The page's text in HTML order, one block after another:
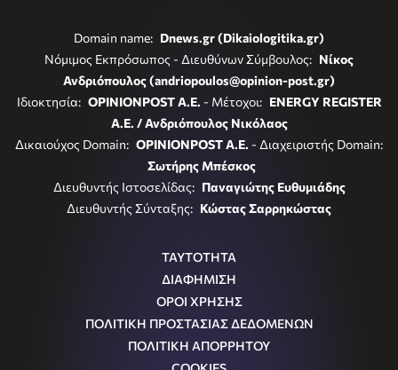
Domain name: Dnews.gr (Dikaiologitika.gr)
Νόμιμος Εκπρόσωπος - Διευθύνων Σύμβουλος: Νίκος
Ανδριόπουλος (andriopoulos@opinion-post.gr)
Ιδιοκτησία: OPINIONPOST A.E. - Μέτοχοι: ENERGY REGISTER
Α.Ε. / Ανδριόπουλος Νικόλαος
Δικαιούχος Domain: OPINIONPOST A.E. - Διαχειριστής Domain:
Σωτήρης Μπέσκος
Διευθυντής Ιστοσελίδας: Παναγιώτης Ευθυμιάδης
Διευθυντής Σύνταξης: Κώστας Σαρρηκώστας
ΤΑΥΤΟΤΗΤΑ
ΔΙΑΦΗΜΙΣΗ
ΟΡΟΙ ΧΡΗΣΗΣ
ΠΟΛΙΤΙΚΗ ΠΡΟΣΤΑΣΙΑΣ ΔΕΔΟΜΕΝΩΝ
ΠΟΛΙΤΙΚΗ ΑΠΟΡΡΗΤΟΥ